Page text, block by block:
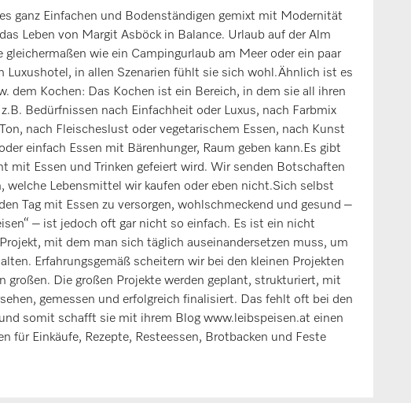
ganz Einfachen und Bodenständigen gemixt mit Modernität
Leben von Margit Asböck in Balance. Urlaub auf der Alm
gleichermaßen wie ein Campingurlaub am Meer oder ein paar
Luxushotel, in allen Szenarien fühlt sie sich wohl.Ähnlich ist es
dem Kochen: Das Kochen ist ein Bereich, in dem sie all ihren
Bedürfnissen nach Einfachheit oder Luxus, nach Farbmix
nach Fleischeslust oder vegetarischem Essen, nach Kunst
einfach Essen mit Bärenhunger, Raum geben kann.Es gibt
mit Essen und Trinken gefeiert wird. Wir senden Botschaften
welche Lebensmittel wir kaufen oder eben nicht.Sich selbst
Tag mit Essen zu versorgen, wohlschmeckend und gesund –
– ist jedoch oft gar nicht so einfach. Es ist ein nicht
mit dem man sich täglich auseinandersetzen muss, um
Erfahrungsgemäß scheitern wir bei den kleinen Projekten
großen. Die großen Projekte werden geplant, strukturiert, mit
gemessen und erfolgreich finalisiert. Das fehlt oft bei den
somit schafft sie mit ihrem Blog www.leibspeisen.at einen
für Einkäufe, Rezepte, Resteessen, Brotbacken und Feste